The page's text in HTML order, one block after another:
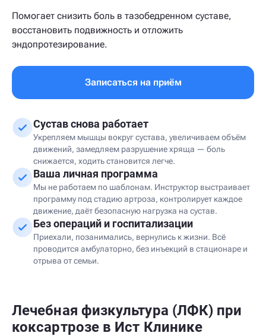
Помогает снизить боль в тазобедренном суставе,
восстановить подвижность и отложить
эндопротезирование.
Записаться на приём
Сустав снова работает
Укрепляем мышцы вокруг сустава, увеличиваем объём
движений, замедляем разрушение хряща — боль
снижается, ходить становится легче.
Ваша личная программа
Мы не работаем по шаблонам. Инструктор выстраивает
программу под стадию артроза, контролирует каждое
движение, даёт безопасную нагрузка на сустав.
Без операций и госпитализации
Приехали, позанимались, вернулись к жизни. Всё
проводится амбулаторно, без инъекций в стационаре и
отрыва от семьи.
Лечебная физкультура (ЛФК) при
коксартрозе в Ист Клинике